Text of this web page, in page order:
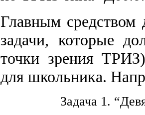
Главным средством
задачи, которые
точки зрения
для школьника.
Задача 1.